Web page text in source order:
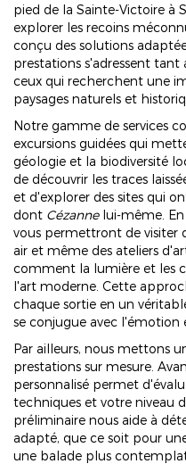
pied de la Sainte-Victoire à
explorer les recoins
conçu des solutions
prestations s'adressent tant
ceux qui recherchent une
paysages naturels et
Notre gamme de services
excursions guidées qui
géologie et la biodiversité
de découvrir les traces
et d'explorer des sites qui
dont Cézannelui-même. En
vous permettront de visiter
air et même des ateliers
comment la lumière et les
l'art moderne. Cette
chaque sortie en un
se conjugue avec l'émotion
Par ailleurs, nous mettons
prestations sur mesure.
personnalisé permet
techniques et votre niveau
préliminaire nous aide à
adapté, que ce soit pour
une balade plus